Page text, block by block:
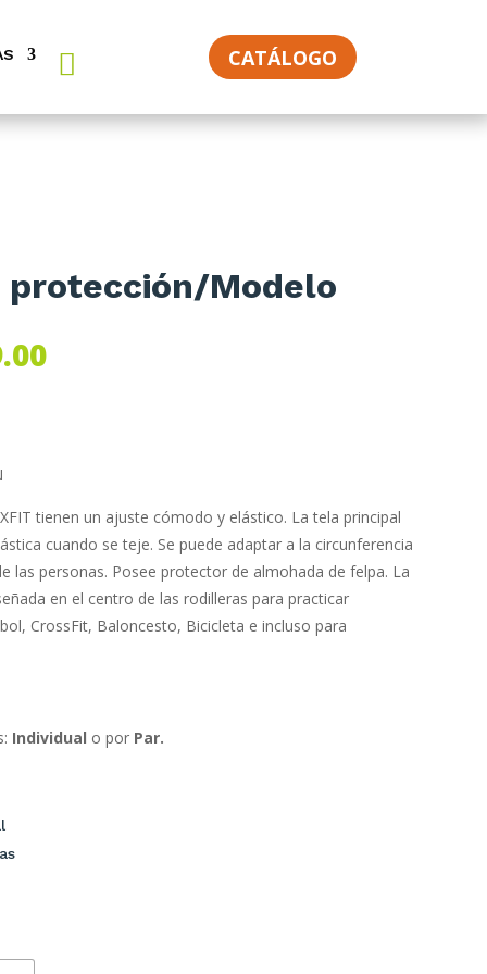
CATÁLOGO
protección/Modelo
Rango
hasta
$289.00
tienen un ajuste cómodo y elástico. La tela principal
cuando se teje. Se puede adaptar a la circunferencia
las personas. Posee protector de almohada de felpa. La
en el centro de las rodilleras para practicar
CrossFit, Baloncesto, Bicicleta e incluso para
Individual o por Par.